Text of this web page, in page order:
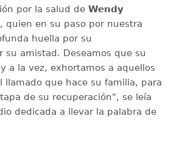
por la salud de Wendy
, quien en su paso por nuestra
huella por su
su amistad. Deseamos que su
a la vez, exhortamos a aquellos
llamado que hace su familia, para
de su recuperación", se leía
dedicada a llevar la palabra de